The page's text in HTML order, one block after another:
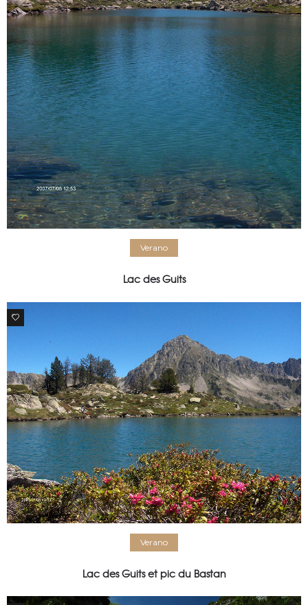
Verano
Lac des Guits
0
Verano
Lac des Guits et pic du Bastan